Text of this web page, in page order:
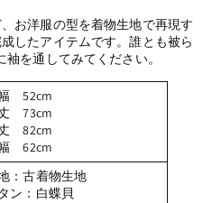
お洋服の型を着物生地で再現す
したアイテムです。誰とも被ら
を通してみてください。
52cm
73cm
82cm
62cm
：古着物生地
ン：白蝶貝